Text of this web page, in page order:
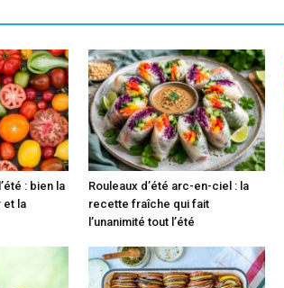
: bien la
et la
Rouleaux d’été arc-en-ciel : la
recette fraîche qui fait
l’unanimité tout l’été